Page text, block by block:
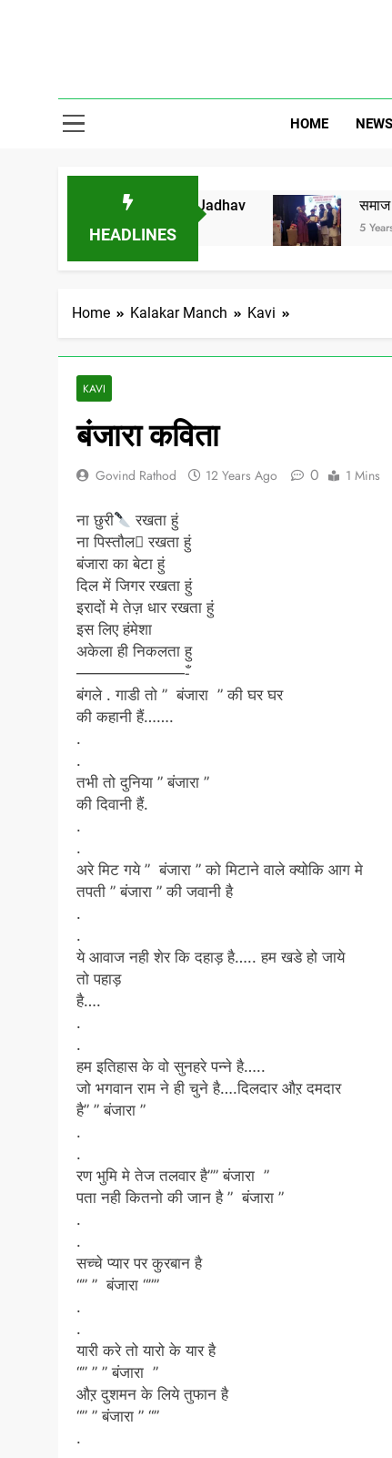
HOME NEWS
HEADLINES
MP Dr Umesh Jadhav समाज के जाने माने
5 Years Ago
Home Kalakar Manch Kavi
KAVI
बंजारा कविता
Govind Rathod 12 Years Ago 0 1 Mins
ना छुरी
रखता हुं
ना पिस्तौल रखता हुं
बंजारा का बेटा हुं
दिल में जिगर रखता हुं
इरादों मे तेज़ धार रखता हुं
इस लिए हंमेशा
अकेला ही निकलता हु
———————-ँ
बंगले . गाडी तो ” बंजारा ” की घर घर
की कहानी हैं…….
.
.
तभी तो दुनिया ” बंजारा ”
की दिवानी हैं.
.
.
अरे मिट गये ” बंजारा ” को मिटाने वाले क्योकि आग मे
तपती ” बंजारा ” की जवानी है
.
.
ये आवाज नही शेर कि दहाड़ है….. हम खडे हो जाये
तो पहाड़
है….
.
.
हम इतिहास के वो सुनहरे पन्ने है…..
जो भगवान राम ने ही चुने है….दिलदार औऱ दमदार
है” ” बंजारा ”
.
.
रण भुमि मे तेज तलवार है”” बंजारा ”
पता नही कितनो की जान है ” बंजारा ”
.
.
सच्चे प्यार पर कुरबान है
“” ” बंजारा “””
.
.
यारी करे तो यारो के यार है
“” ” ” बंजारा ”
औऱ दुशमन के लिये तुफान है
“” ” बंजारा ” “”
.